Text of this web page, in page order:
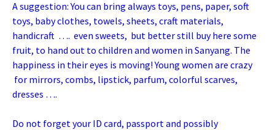
A suggestion: You can bring always toys, pens, paper, soft
toys, baby clothes, towels, sheets, craft materials,
handicraft …. even sweets, but better still buy here some
fruit, to hand out to children and women in Sanyang. The
happiness in their eyes is moving! Young women are crazy
for mirrors, combs, lipstick, parfum, colorful scarves,
dresses ….
Do not forget your ID card, passport and possibly